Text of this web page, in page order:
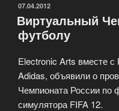
FIFA
ОПУБЛИКОВАНО
07.04.2012
Виртуальный
футболу
Electronic Arts вместе
Adidas, объявили о
Чемпионата России по
симулятора FIFA 12.